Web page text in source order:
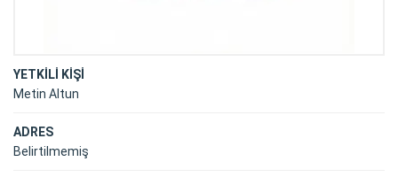
YETKİLİ KİŞİ
Metin Altun
ADRES
Belirtilmemiş